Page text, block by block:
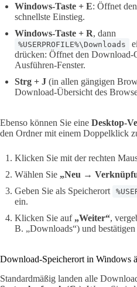
Windows-Taste + E: Öffnet
schnellste Einstieg.
Windows-Taste + R, dann
%USERPROFILE%\Downloads
drücken: Öffnet den Download-
Ausführen-Fenster.
Strg + J (in allen gängigen
Download-Übersicht des
Ebenso können Sie eine Desktop-
den Ordner mit einem Doppelklick
Klicken Sie mit der rechten
Wählen Sie „Neu →
Geben Sie als Speicherort
ein.
Klicken Sie auf „Weiter“,
B. „Downloads“) und
Download-Speicherort in Windows
Standardmäßig landen alle